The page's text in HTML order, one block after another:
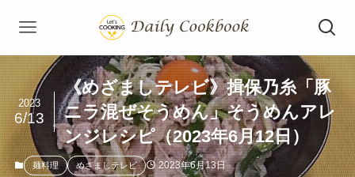
《めざましテレビ》揖保乃糸「豚
ニラ混ぜそうめん」そうめんアレ
ンジレシピ（2023年6月12日）
2023
6/13
麺料理 めざましテレビ 2023年6月13日